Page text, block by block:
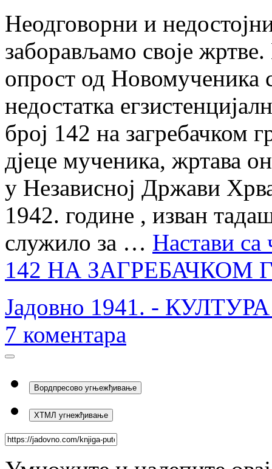
Неодговорни и
заборављамо своје
опрост од Новомученика
недостатка
број 142 на загребачком
дјеце мученика, жртава
у Независној Држави
1942. године , изван
служило за … Настави
142 НА ЗАГРЕБАЧКОМ
Јадовно 1941. -
7 коментара
Вордпресово угњежђивање
ХТМЛ угнежђивање